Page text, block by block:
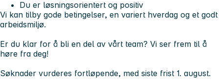
Du er løsningsorientert og positiv
Vi kan tilby gode betingelser, en variert hverdag og et godt
arbeidsmiljø.
Er du klar for å bli en del av vårt team? Vi ser frem til å
høre fra deg!
Søknader vurderes fortløpende, med siste frist 1. august.